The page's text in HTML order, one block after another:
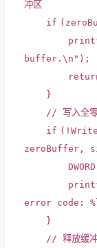
冲区
if
buffer.\n" );
}
// 写入全零
if
zeroBuffer,
DWORD
error code:
}
// 释放缓